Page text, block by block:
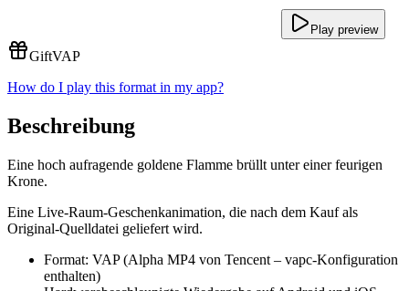
Play preview
GiftVAP
How do I play this format in my app?
Beschreibung
Eine hoch aufragende goldene Flamme brüllt unter einer feurigen
Krone.
Eine Live-Raum-Geschenkanimation, die nach dem Kauf als
Original-Quelldatei geliefert wird.
Format: VAP (Alpha MP4 von Tencent – vapc-Konfiguration
enthalten)